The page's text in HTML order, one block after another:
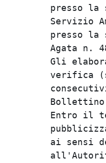
presso la
Servizio
presso la
Agata n.
Gli
verifica
Entro il
ai sensi